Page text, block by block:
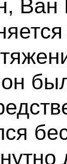
Ван